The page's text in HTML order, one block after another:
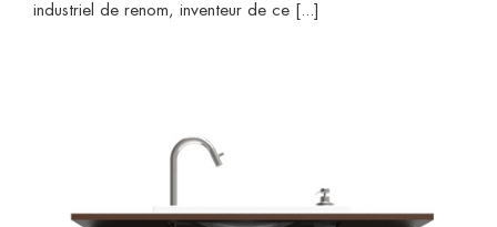
industriel de renom, inventeur de ce [...]